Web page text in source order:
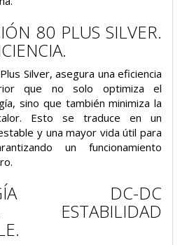
80 PLUS SILVER.
Silver, asegura una eficiencia
que no solo optimiza el
sino que también minimiza la
Esto se traduce en un
y una mayor vida útil para
un funcionamiento
DC-DC
ESTABILIDAD